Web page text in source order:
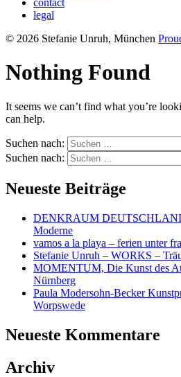
contact
legal
© 2026 Stefanie Unruh, München
Nothing Found
It seems we can’t find what you’re
can help.
Suchen nach:
Suchen nach:
Neueste Beiträge
DENKRAUM
Moderne
vamos a la playa – ferien unter
Stefanie Unruh – WORKS –
MOMENTUM, Die Kunst des
Nürnberg
Paula Modersohn-Becker
Worpswede
Neueste Kommentare
Archiv